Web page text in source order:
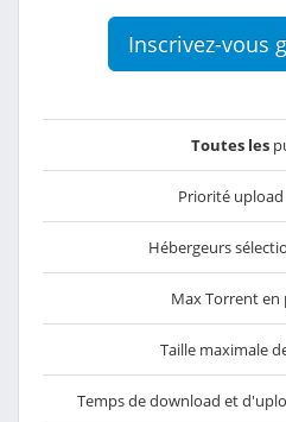
Inscrivez-vous
Toutes les
Priorité upload
Hébergeurs
Max Torrent en
Taille maximale
Temps de download et